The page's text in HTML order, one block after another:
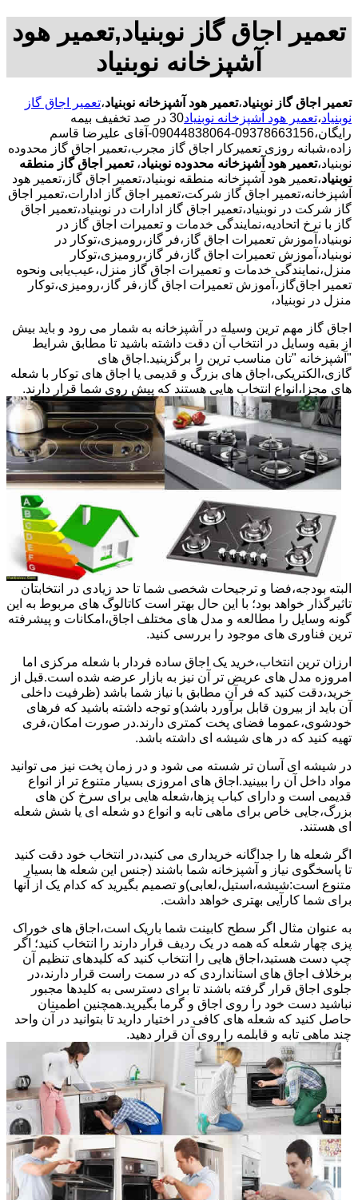
تعمیر اجاق گاز نوبنیاد,تعمیر هود
آشپزخانه نوبنیاد
تعمیر اجاق گاز نوبنیاد،تعمیر هود آشپزخانه نوبنیاد،تعمیر اجاق گاز
نوبنیاد،تعمیر هود آشپزخانه نوبنیاد
30 در صد تخفیف بیمه
رایگان،09378663156-09044838064-آقای علیرضا قاسم
زاده،شبانه روزی تعمیرکار اجاق گاز مجرب،تعمیر اجاق گاز محدوده
نوبنیاد،تعمیر هود آشپزخانه محدوده نوبنیاد، تعمیر اجاق گاز منطقه
نوبنیاد،تعمیر هود آشپزخانه منطقه نوبنیاد،تعمیر اجاق گاز،تعمیر هود
آشپزخانه،تعمیر اجاق گاز شرکت،تعمیر اجاق گاز ادارات،تعمیر اجاق
گاز شرکت در نوبنیاد،تعمیر اجاق گاز ادارات در نوبنیاد،تعمیر اجاق
گاز با نرخ اتحادیه،نمایندگی خدمات و تعمیرات اجاق گاز در
نوبنیاد،آموزش تعمیرات اجاق گاز،فر گاز،رومیزی،توکار در
نوبنیاد،آموزش تعمیرات اجاق گاز،فر گاز،رومیزی،توکار
منزل،نمایندگی خدمات و تعمیرات اجاق گاز منزل،عیب‌یابی ونحوه
تعمیر اجاق‌گاز،آموزش تعمیرات اجاق گاز،فر گاز،رومیزی،توکار
منزل در نوبنیاد،
اجاق گاز مهم ترین وسیله در آشپزخانه به شمار می رود و باید بیش
از بقیه وسایل در انتخاب آن دقت داشته باشید تا مطابق شرایط
"آشپزخانه "تان مناسب ترین را برگزینید.اجاق های
گازی،الکتریکی،اجاق های بزرگ و قدیمی یا اجاق های توکار با شعله
های مجزا،انواع انتخاب هایی هستند که پیش روی شما قرار دارند.
البته بودجه،فضا و ترجیحات شخصی شما تا حد زیادی در انتخابتان
تاثیرگذار خواهد بود؛ با این حال بهتر است کاتالوگ های مربوط به این
گونه وسایل را مطالعه و مدل های مختلف اجاق،امکانات و پیشرفته
ترین فناوری های موجود را بررسی کنید.
ارزان ترین انتخاب،خرید یک اجاق ساده فردار با شعله مرکزی اما
امروزه مدل های عریض تر آن نیز به بازار عرضه شده است.قبل از
خرید،دقت کنید که فر آن مطابق با نیاز شما باشد (ظرفیت داخلی
آن باید از بیرون قابل برآورد باشد)و توجه داشته باشید که فرهای
خودشوی،عموما فضای پخت کمتری دارند.در صورت امکان،فری
تهیه کنید که در های شیشه ای داشته باشد.
در شیشه ای آسان تر شسته می شود و در زمان پخت نیز می توانید
مواد داخل آن را ببینید.اجاق های امروزی بسیار متنوع تر از انواع
قدیمی است و دارای کباب پزها،شعله هایی برای سرخ کن های
بزرگ،جایی خاص برای ماهی تابه و انواع دو شعله ای یا شش شعله
ای هستند.
اگر شعله ها را جداگانه خریداری می کنید،در انتخاب خود دقت کنید
تا پاسخگوی نیاز و آشپزخانه شما باشند (جنس این شعله ها بسیار
متنوع است:شیشه،استیل،لعابی)و تصمیم بگیرید که کدام یک از آنها
برای شما کارآیی بهتری خواهد داشت.
به عنوان مثال اگر سطح کابینت شما باریک است،اجاق های خوراک
پزی چهار شعله که همه در یک ردیف قرار دارند را انتخاب کنید؛ اگر
چپ دست هستید،اجاق هایی را انتخاب کنید که کلیدهای تنظیم آن
برخلاف اجاق های استانداردی که در سمت راست قرار دارند،در
جلوی اجاق قرار گرفته باشند تا برای دسترسی به کلیدها مجبور
نباشید دست خود را روی اجاق و گرما بگیرید.همچنین اطمینان
حاصل کنید که شعله های کافی در اختیار دارید تا بتوانید در آن واحد
چند ماهی تابه و قابلمه را روی آن قرار دهید.